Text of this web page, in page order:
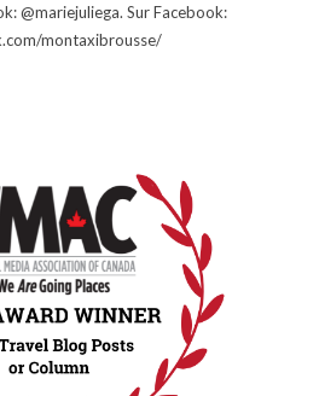
@mariejuliega. Sur Facebook:
montaxibrousse/